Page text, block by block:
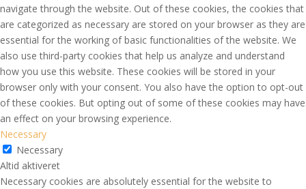
navigate through the website. Out of these cookies, the cookies that
are categorized as necessary are stored on your browser as they are
essential for the working of basic functionalities of the website. We
also use third-party cookies that help us analyze and understand
how you use this website. These cookies will be stored in your
browser only with your consent. You also have the option to opt-out
of these cookies. But opting out of some of these cookies may have
an effect on your browsing experience.
Necessary
Necessary
Altid aktiveret
Necessary cookies are absolutely essential for the website to